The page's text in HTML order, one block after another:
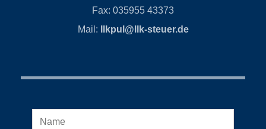
Fax: 035955 43373
Mail:
llkpul@llk-steuer.de